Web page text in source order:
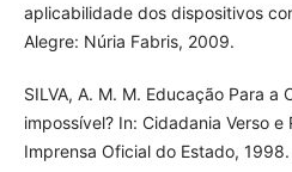
aplicabilidade dos dispositivos
Alegre: Núria Fabris, 2009.
SILVA, A. M. M. Educação Para a
impossível? In: Cidadania Verso e
Imprensa Oficial do Estado, 1998.